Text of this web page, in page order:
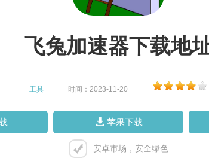
飞兔加速器下载地
工具 时间：2023-11-20
苹果下载
安卓市场，安全绿色